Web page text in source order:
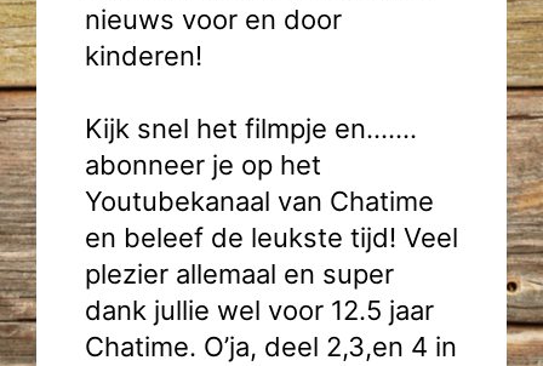
nieuws voor en door
kinderen!
Kijk snel het filmpje en…….
abonneer je op het
Youtubekanaal van Chatime
en beleef de leukste tijd! Veel
plezier allemaal en super
dank jullie wel voor 12.5 jaar
Chatime. O’ja, deel 2,3,en 4 in